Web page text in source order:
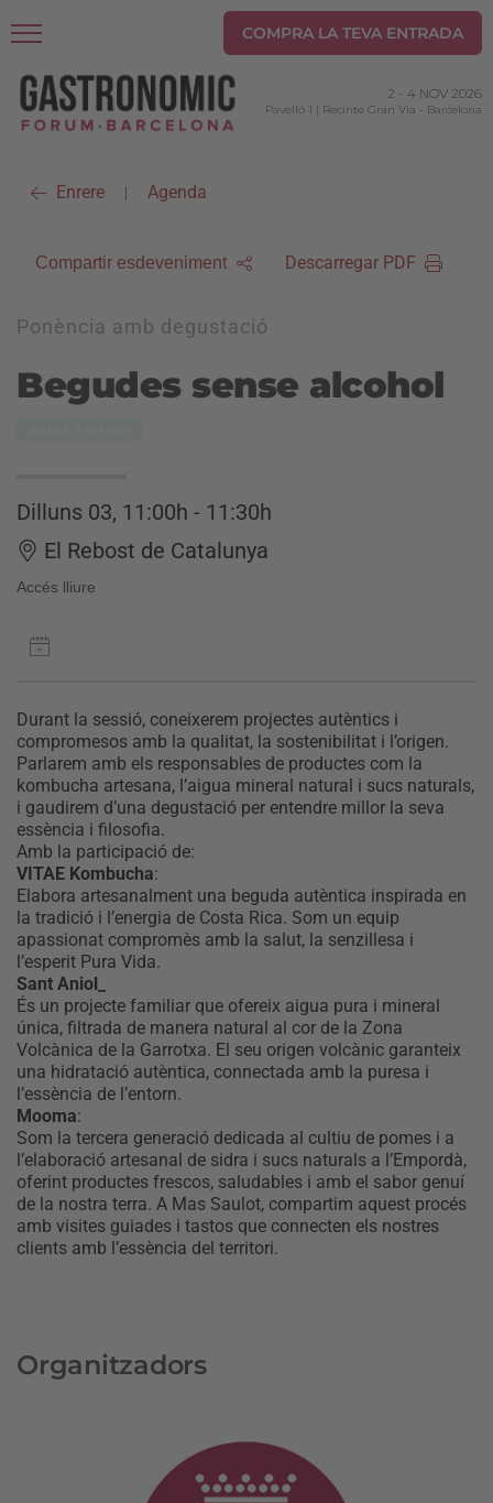
COMPRA LA TEVA ENTRADA
2 - 4 NOV 2026
Pavelló 1 | Recinte Gran Via - Barcelona
Enrere | Agenda
Compartir esdeveniment Descarregar PDF
Ponència amb degustació
Begudes sense alcohol
Dilluns 03, 11:00h - 11:30h
El Rebost de Catalunya
Accés lliure
Durant la sessió, coneixerem projectes autèntics i
compromesos amb la qualitat, la sostenibilitat i l’origen.
Parlarem amb els responsables de productes com la
kombucha artesana, l’aigua mineral natural i sucs naturals,
i gaudirem d’una degustació per entendre millor la seva
essència i filosofia.
Amb la participació de:
VITAE Kombucha:
Elabora artesanalment una beguda autèntica inspirada en
la tradició i l’energia de Costa Rica. Som un equip
apassionat compromès amb la salut, la senzillesa i
l’esperit Pura Vida.
Sant Aniol_
És un projecte familiar que ofereix aigua pura i mineral
única, filtrada de manera natural al cor de la Zona
Volcànica de la Garrotxa. El seu origen volcànic garanteix
una hidratació autèntica, connectada amb la puresa i
l’essència de l’entorn.
Mooma:
Som la tercera generació dedicada al cultiu de pomes i a
l’elaboració artesanal de sidra i sucs naturals a l’Empordà,
oferint productes frescos, saludables i amb el sabor genuí
de la nostra terra. A Mas Saulot, compartim aquest procés
amb visites guiades i tastos que connecten els nostres
clients amb l’essència del territori.
Organitzadors